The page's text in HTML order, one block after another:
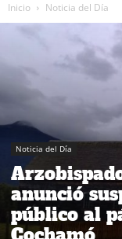
Inicio Noticia del Día
Noticia del Día
anunció
público al